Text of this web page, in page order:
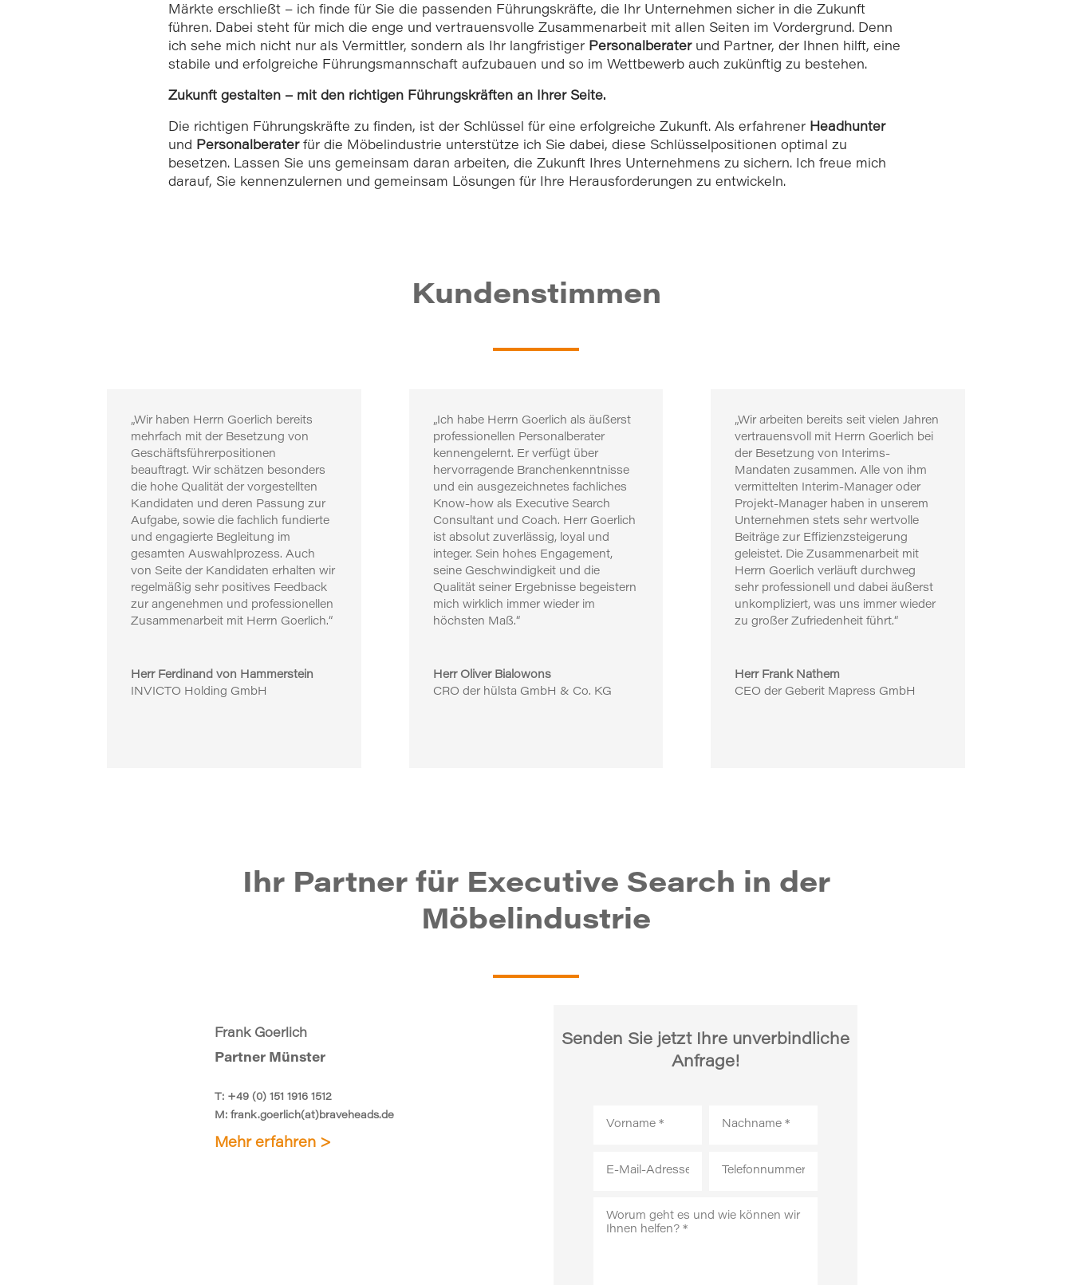
Märkte erschließt – ich finde für Sie die passenden Führungskräfte, die Ihr Unternehmen sicher in die Zukunft
führen. Dabei steht für mich die enge und vertrauensvolle Zusammenarbeit mit allen Seiten im Vordergrund. Denn
ich sehe mich nicht nur als Vermittler, sondern als Ihr langfristiger Personalberaterund Partner, der Ihnen hilft, eine
stabile und erfolgreiche Führungsmannschaft aufzubauen und so im Wettbewerb auch zukünftig zu bestehen.
Zukunft gestalten – mit den richtigen Führungskräften an Ihrer Seite.
Die richtigen Führungskräfte zu finden, ist der Schlüssel für eine erfolgreiche Zukunft. Als erfahrener Headhunter
und Personalberaterfür die Möbelindustrie unterstütze ich Sie dabei, diese Schlüsselpositionen optimal zu
besetzen. Lassen Sie uns gemeinsam daran arbeiten, die Zukunft Ihres Unternehmens zu sichern. Ich freue mich
darauf, Sie kennenzulernen und gemeinsam Lösungen für Ihre Herausforderungen zu entwickeln.
Kundenstimmen
„Wir haben Herrn Goerlich bereits
mehrfach mit der Besetzung von
Geschäftsführerpositionen
beauftragt. Wir schätzen besonders
die hohe Qualität der vorgestellten
Kandidaten und deren Passung zur
Aufgabe, sowie die fachlich fundierte
und engagierte Begleitung im
gesamten Auswahlprozess. Auch
von Seite der Kandidaten erhalten wir
regelmäßig sehr positives Feedback
zur angenehmen und professionellen
Zusammenarbeit mit Herrn Goerlich.“
Herr Ferdinand von Hammerstein
INVICTO Holding GmbH
„Ich habe Herrn Goerlich als äußerst
professionellen Personalberater
kennengelernt. Er verfügt über
hervorragende Branchenkenntnisse
und ein ausgezeichnetes fachliches
Know-how als Executive Search
Consultant und Coach. Herr Goerlich
ist absolut zuverlässig, loyal und
integer. Sein hohes Engagement,
seine Geschwindigkeit und die
Qualität seiner Ergebnisse begeistern
mich wirklich immer wieder im
höchsten Maß.“
Herr Oliver Bialowons
CRO der hülsta GmbH & Co. KG
„Wir arbeiten bereits seit vielen Jahren
vertrauensvoll mit Herrn Goerlich bei
der Besetzung von Interims-
Mandaten zusammen. Alle von ihm
vermittelten Interim-Manager oder
Projekt-Manager haben in unserem
Unternehmen stets sehr wertvolle
Beiträge zur Effizienzsteigerung
geleistet. Die Zusammenarbeit mit
Herrn Goerlich verläuft durchweg
sehr professionell und dabei äußerst
unkompliziert, was uns immer wieder
zu großer Zufriedenheit führt.“
Herr Frank Nathem
CEO der Geberit Mapress GmbH
Ihr Partner für Executive Search in der
Möbelindustrie
Frank Goerlich
Partner Münster
T: +49 (0) 151 1916 1512
M: frank.goerlich(at)braveheads.de
Mehr erfahren >
Senden Sie jetzt Ihre unverbindliche
Anfrage!